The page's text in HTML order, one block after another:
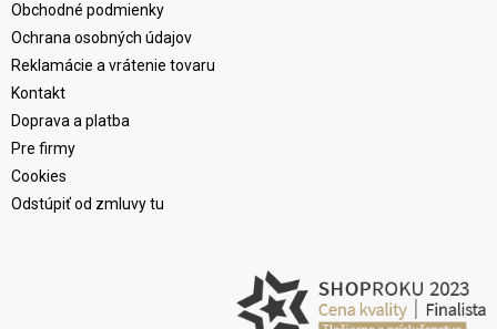
Obchodné podmienky
Ochrana osobných údajov
Reklamácie a vrátenie tovaru
Kontakt
Doprava a platba
Pre firmy
Cookies
Odstúpiť od zmluvy tu